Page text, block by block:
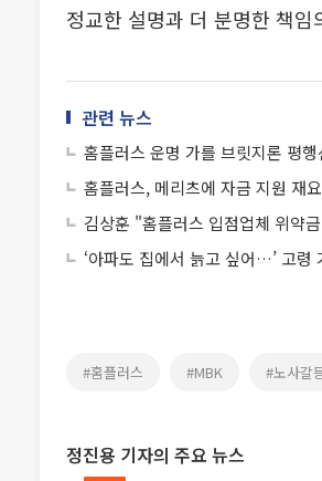
정교한 설명과 더 분명한 책임
관련 뉴스
홈플러스 운명 가를 브릿지론 평
홈플러스, 메리츠에 자금 지원 재
김상훈 "홈플러스 입점업체 위약
‘아파도 집에서 늙고 싶어…’ 고령
#홈플러스 #MBK #노사갈
정진용 기자의 주요 뉴스